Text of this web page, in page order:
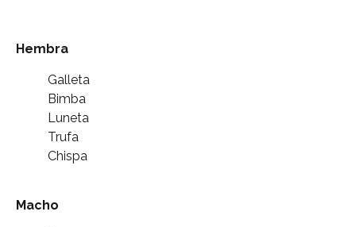
Hembra
Galleta
Bimba
Luneta
Trufa
Chispa
Macho